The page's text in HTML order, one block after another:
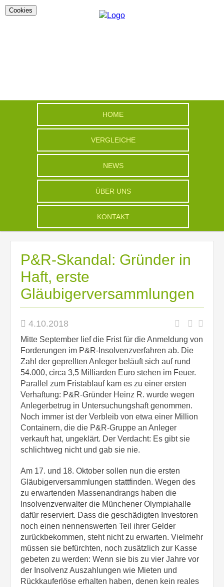
HOME
VERGLEICHE
NEWS
ÜBER UNS
KONTAKT
P&R-Skandal: Gründer in
Haft, erste
Gläubigerversammlungen
4.10.2018
Mitte September lief die Frist für die Anmeldung von
Forderungen im P&R-Insolvenzverfahren ab. Die
Zahl der geprellten Anleger beläuft sich auf rund
54.000, circa 3,5 Milliarden Euro stehen im Feuer.
Parallel zum Fristablauf kam es zu einer ersten
Verhaftung: P&R-Gründer Heinz R. wurde wegen
Anlegerbetrug in Untersuchungshaft genommen.
Noch immer ist der Verbleib von etwa einer Million
Containern, die die P&R-Gruppe an Anleger
verkauft hat, ungeklärt. Der Verdacht: Es gibt sie
schlichtweg nicht und gab sie nie.
Am 17. und 18. Oktober sollen nun die ersten
Gläubigerversammlungen stattfinden. Wegen des
zu erwartenden Massenandrangs haben die
Insolvenzverwalter die Münchener Olympiahalle
dafür reserviert. Dass die geschädigten Investoren
noch einen nennenswerten Teil ihrer Gelder
zurückbekommen, steht nicht zu erwarten. Vielmehr
müssen sie befürchten, noch zusätzlich zur Kasse
gebeten zu werden: Wenn sie bis zu vier Jahre vor
der Insolvenz Auszahlungen wie Mieten und
Rückkauferlöse erhalten haben, denen kein reales
Cookies